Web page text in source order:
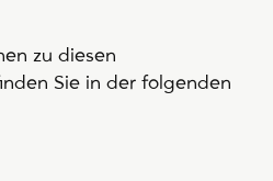
zu diesen
Sie in der folgenden